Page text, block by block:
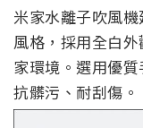
米家水離子吹風
風格，採用全白
家環境。選用優
抗髒污、耐刮傷。